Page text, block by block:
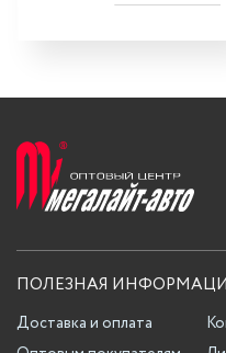
ПОЛЕЗНАЯ
Доставка и оплата